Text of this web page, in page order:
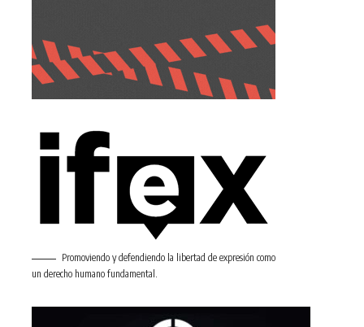
Promoviendo y defendiendo la libertad de expresión como
un derecho humano fundamental.